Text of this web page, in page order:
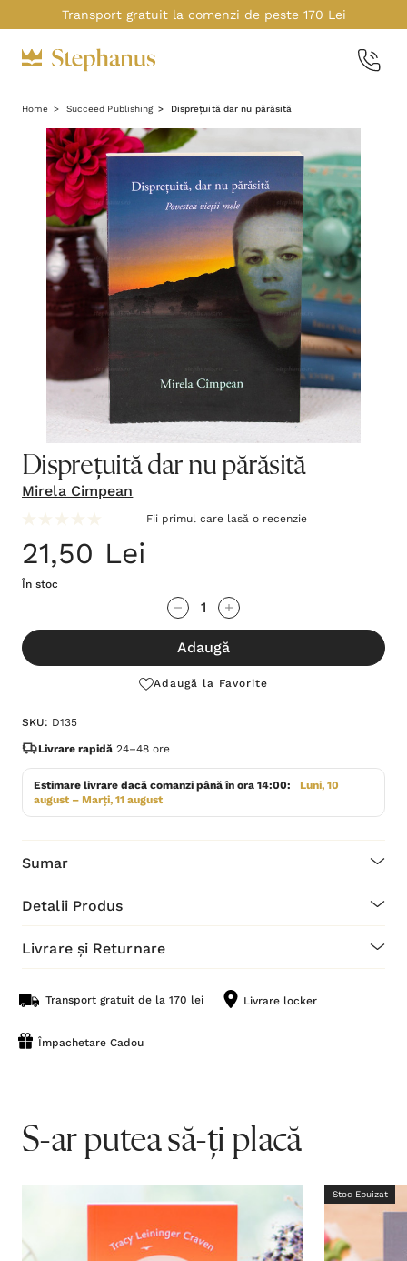
Transport gratuit la comenzi de peste 170 Lei
Home Succeed Publishing Disprețuită dar nu părăsită
Disprețuită dar nu părăsită
Mirela Cimpean
Fii primul care lasă o recenzie
21,50 Lei
În stoc
te!
Stocul
Adaugă
Adaugă la Favorite
SKU: D135
Livrare rapidă 24–48 ore
Estimare livrare dacă comanzi până în ora 14:00:
Luni, 10
august – Marți, 11 august
Sumar
Detalii Produs
Livrare și Returnare
Transport gratuit de la 170 lei Livrare locker
Împachetare Cadou
S-ar putea să-ți placă
Stoc Epuizat